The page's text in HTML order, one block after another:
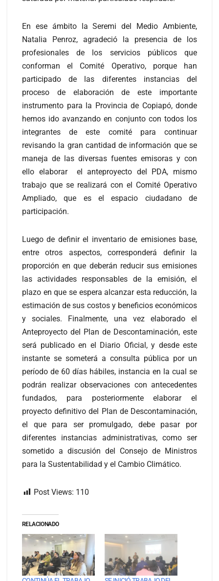
En ese ámbito la Seremi del Medio Ambiente,
Natalia Penroz, agradeció la presencia de los
profesionales de los servicios públicos que
conforman el Comité Operativo, porque han
participado de las diferentes instancias del
proceso de elaboración de este importante
instrumento para la Provincia de Copiapó, donde
hemos ido avanzando en conjunto con todos los
integrantes de este comité para continuar
revisando la gran cantidad de información que se
maneja de las diversas fuentes emisoras y con
ello elaborar el anteproyecto del PDA, mismo
trabajo que se realizará con el Comité Operativo
Ampliado, que es el espacio ciudadano de
participación.
Luego de definir el inventario de emisiones base,
entre otros aspectos, corresponderá definir la
proporción en que deberán reducir sus emisiones
las actividades responsables de la emisión, el
plazo en que se espera alcanzar esta reducción, la
estimación de sus costos y beneficios económicos
y sociales. Finalmente, una vez elaborado el
Anteproyecto del Plan de Descontaminación, este
será publicado en el Diario Oficial, y desde este
instante se someterá a consulta pública por un
período de 60 días hábiles, instancia en la cual se
podrán realizar observaciones con antecedentes
fundados, para posteriormente elaborar el
proyecto definitivo del Plan de Descontaminación,
el que para ser promulgado, debe pasar por
diferentes instancias administrativas, como ser
sometido a discusión del Consejo de Ministros
para la Sustentabilidad y el Cambio Climático.
Post Views: 110
RELACIONADO